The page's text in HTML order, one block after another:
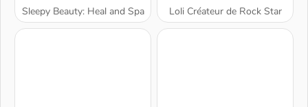
Sleepy Beauty: Heal and Spa Loli Créateur de Rock Star